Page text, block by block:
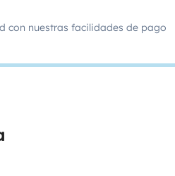
con nuestras facilidades de pago